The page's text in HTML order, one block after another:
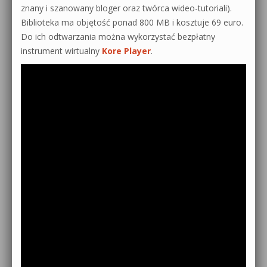
znany i szanowany bloger oraz twórca wideo-tutoriali).
Biblioteka ma objętość ponad 800 MB i kosztuje 69 euro.
Do ich odtwarzania można wykorzystać bezpłatny
instrument wirtualny Kore Player.